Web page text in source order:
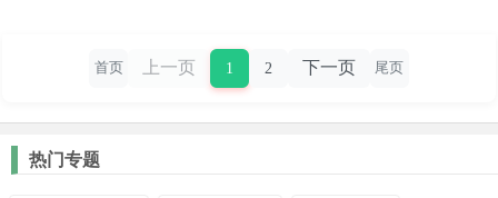
首页 上一页 1 2 下一页 尾页
热门专题